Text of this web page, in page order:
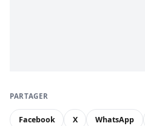
PARTAGER
Facebook X WhatsApp